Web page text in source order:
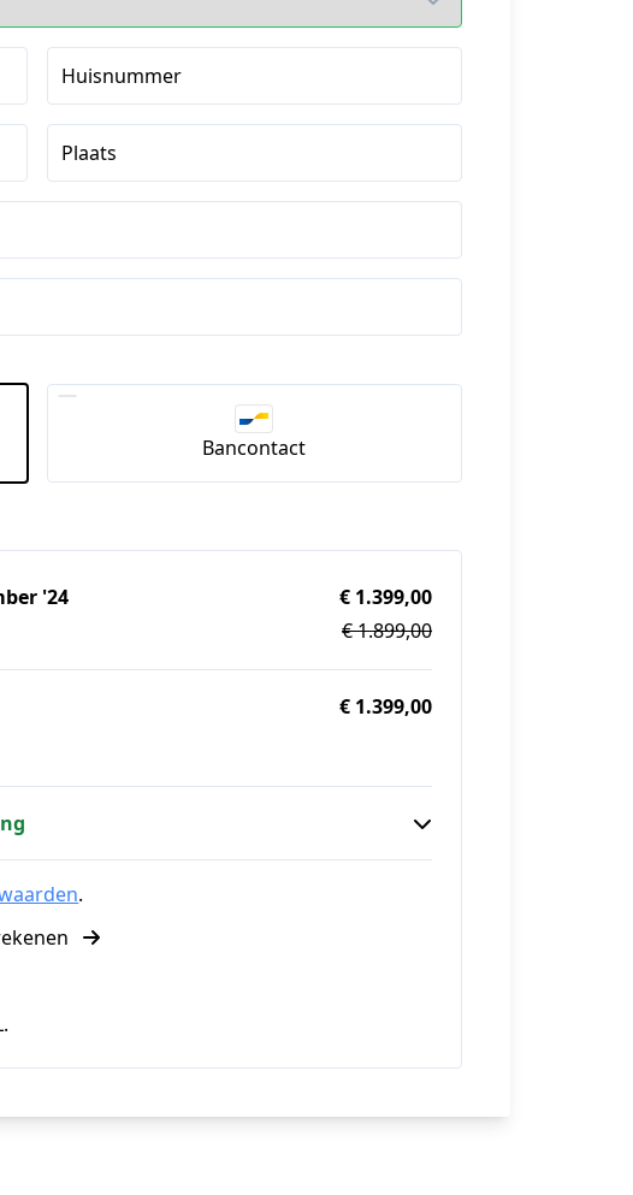
Huisnummer
Plaats
Bancontact
'24
€ 1.399,00
€ 1.899,00
€ 1.399,00
.